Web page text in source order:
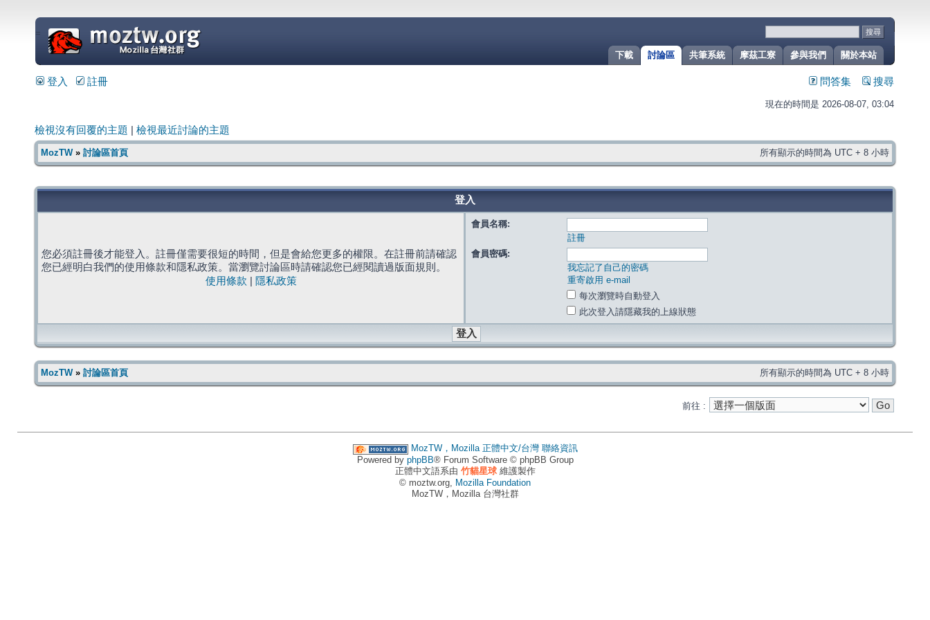
關於本站
參與我們
摩茲工寮
共筆系統
討論區
下載
=
登入 註冊 問答集 搜尋
現在的時間是 2026-08-07, 03:04
檢視沒有回覆的主題 檢視最近討論的主題
MozTW» 討論區首頁 所有顯示的時間為 UTC + 8 小時
登入
您必須註冊後才能登入。註冊僅需要很短的時間，但是會給您更多的權限。在註冊前請確認
您已經明白我們的使用條款和隱私政策。當瀏覽討論區時請確認您已經閱讀過版面規則。
使用條款
隱私政策
會員名稱:
註冊
會員密碼:
我忘記了自己的密碼
重寄啟用 e-mail
每次瀏覽時自動登入
此次登入請隱藏我的上線狀態
MozTW» 討論區首頁 所有顯示的時間為 UTC + 8 小時
前往 :
MozTW，Mozilla 正體中文/台灣 聯絡資訊
Powered by phpBB® Forum Software © phpBB Group
正體中文語系由 竹貓星球維護製作
© moztw.org, Mozilla Foundation
MozTW，Mozilla 台灣社群